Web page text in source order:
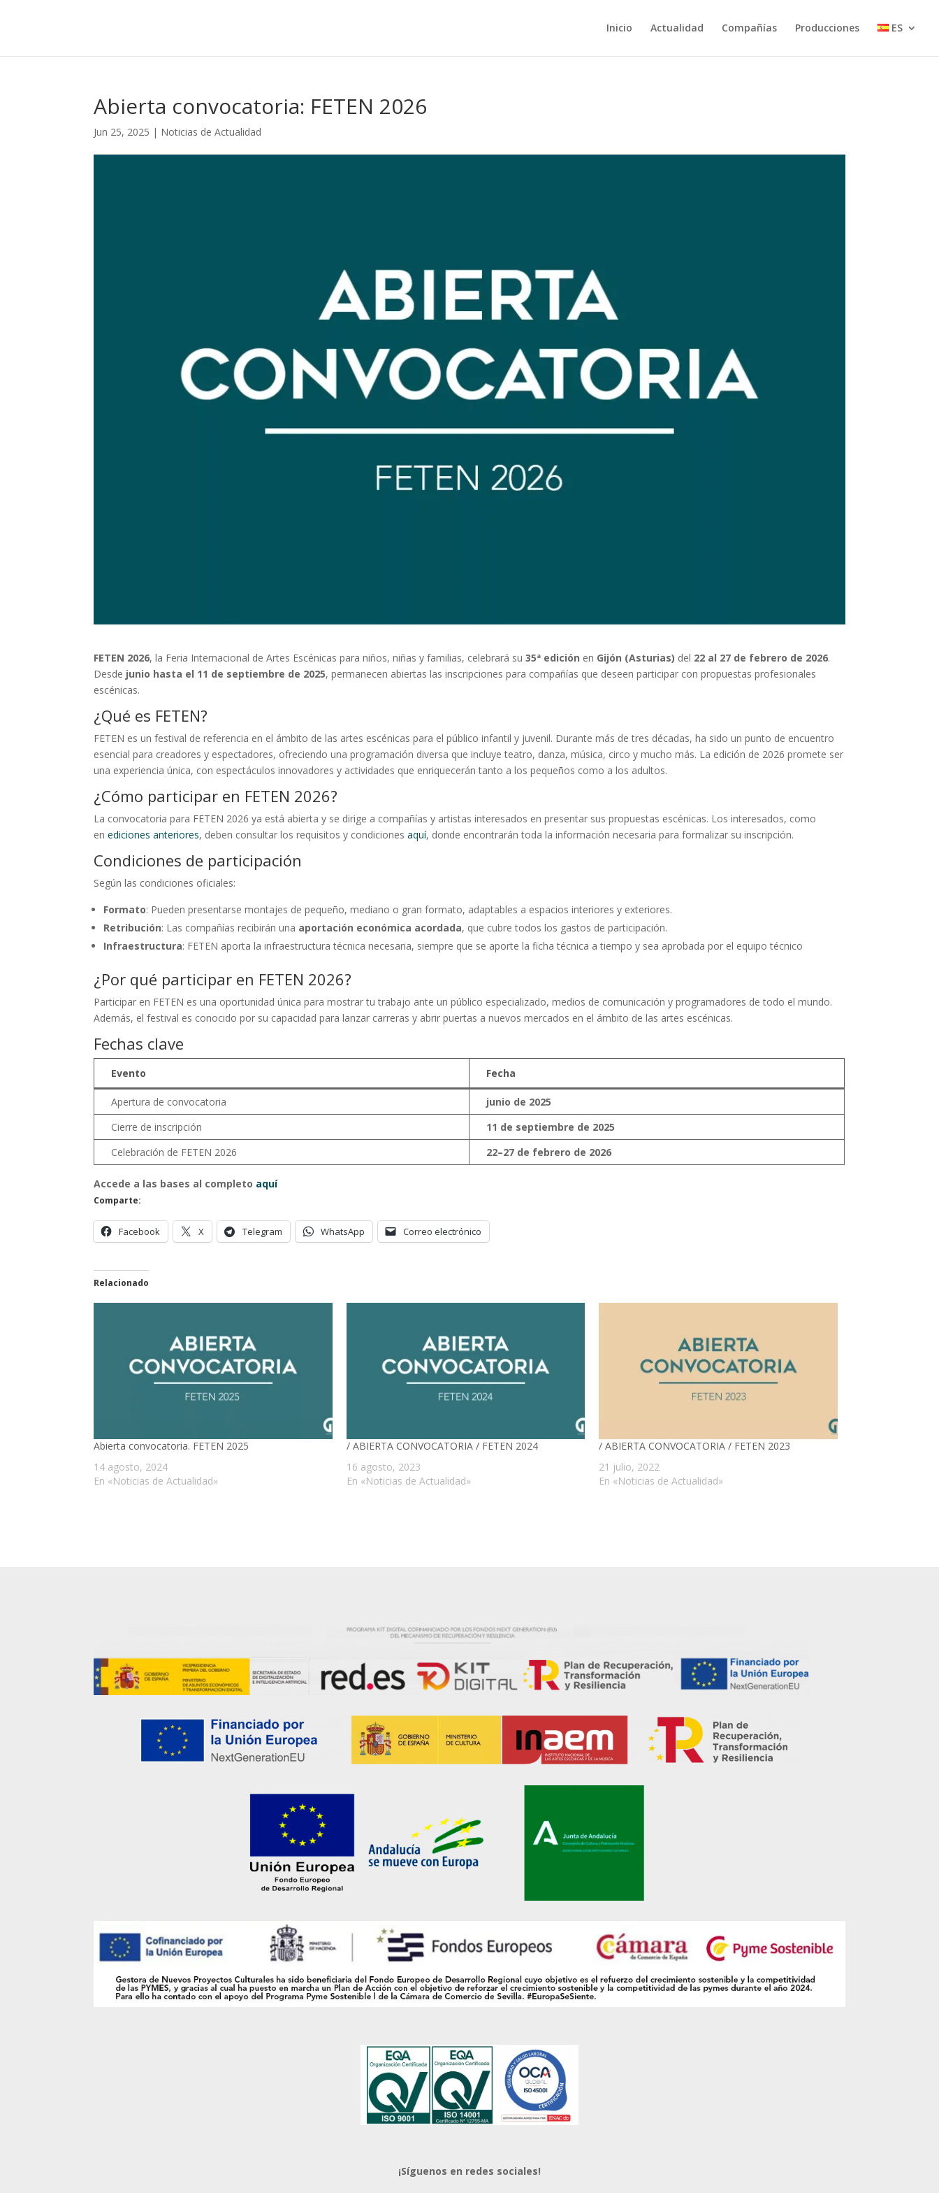
Inicio Actualidad Compañías Producciones ES
Abierta convocatoria: FETEN 2026
Jun 25, 2025 | Noticias de Actualidad
FETEN 2026, la Feria Internacional de Artes Escénicas para niños, niñas y familias, celebrará su35ª edición en Gijón (Asturias) del 22 al 27 de febrero de 2026.
Desde junio hasta el 11 de septiembre de 2025, permanecen abiertas las inscripciones para compañías que deseen participar con propuestas profesionales
escénicas.
¿Qué es FETEN?
FETEN es un festival de referencia en el ámbito de las artes escénicas para el público infantil y juvenil. Durante más de tres décadas, ha sido un punto de encuentro
esencial para creadores y espectadores, ofreciendo una programación diversa que incluye teatro, danza, música, circo y mucho más. La edición de 2026 promete ser
una experiencia única, con espectáculos innovadores y actividades que enriquecerán tanto a los pequeños como a los adultos.
¿Cómo participar en FETEN 2026?
La convocatoria para FETEN 2026 ya está abierta y se dirige a compañías y artistas interesados en presentar sus propuestas escénicas. Los interesados, como
enediciones anteriores, deben consultar los requisitos y condicionesaquí, donde encontrarán toda la información necesaria para formalizar su inscripción.
Condiciones de participación
Según las condiciones oficiales:
Formato: Pueden presentarse montajes de pequeño, mediano o gran formato, adaptables a espacios interiores y exteriores.
Retribución: Las compañías recibirán una aportación económica acordada, que cubre todos los gastos de participación.
Infraestructura: FETEN aporta la infraestructura técnica necesaria, siempre que se aporte la ficha técnica a tiempo y sea aprobada por el equipo técnico
¿Por qué participar en FETEN 2026?
Participar en FETEN es una oportunidad única para mostrar tu trabajo ante un público especializado, medios de comunicación y programadores de todo el mundo.
Además, el festival es conocido por su capacidad para lanzar carreras y abrir puertas a nuevos mercados en el ámbito de las artes escénicas.
Fechas clave
Evento Fecha
Apertura de convocatoria
junio de 2025
Cierre de inscripción
11 de septiembre de 2025
Celebración de FETEN 2026
22–27 de febrero de 2026
Accede a las bases al completo aquí
Comparte:
Facebook X Telegram WhatsApp Correo electrónico
Relacionado
Abierta convocatoria. FETEN 2025
14 agosto, 2024
En «Noticias de Actualidad»
/ ABIERTA CONVOCATORIA / FETEN 2024
16 agosto, 2023
En «Noticias de Actualidad»
/ ABIERTA CONVOCATORIA / FETEN 2023
21 julio, 2022
En «Noticias de Actualidad»
¡Síguenos en redes sociales!